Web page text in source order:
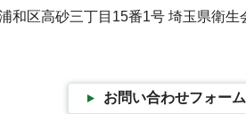
和区高砂三丁目15番1号 埼玉県衛生
お問い合わせフォーム